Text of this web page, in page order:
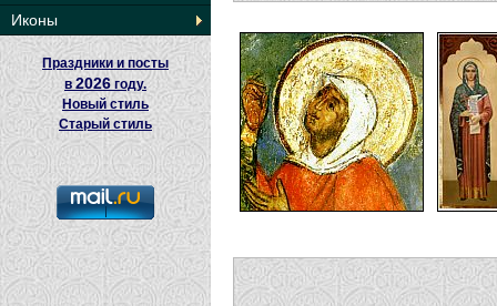
Иконы
Праздники и посты
в2026 году.
Новый стиль
Старый стиль